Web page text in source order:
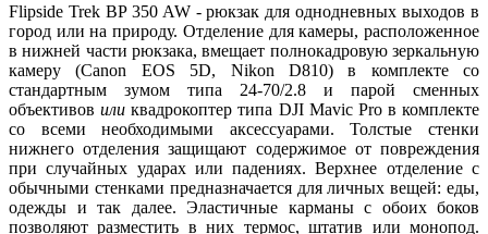
Flipside Trek BP 350 AW - рюкзак для однодневных выходов в
город или на природу. Отделение для камеры, расположенное
в нижней части рюкзака, вмещает полнокадровую зеркальную
камеру (Canon EOS 5D, Nikon D810) в комплекте со
стандартным зумом типа 24-70/2.8 и парой сменных
объективовиликвадрокоптер типа DJI Mavic Pro в комплекте
со всеми необходимыми аксессуарами. Толстые стенки
нижнего отделения защищают содержимое от повреждения
при случайных ударах или падениях. Верхнее отделение с
обычными стенками предназначается для личных вещей: еды,
одежды и так далее. Эластичные карманы с обоих боков
позволяют разместить в них термос, штатив или монопод.